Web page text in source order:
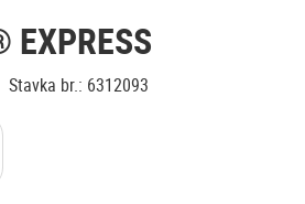
EXPRESS
Stavka br.: 6312093